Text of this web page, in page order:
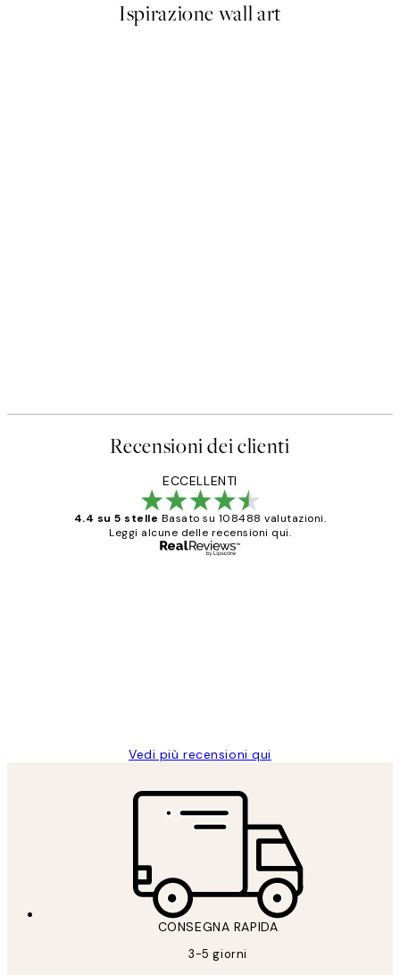
Ispirazione wall art
Recensioni dei clienti
ECCELLENTI
4.4 su 5 stelle Basato su 108488 valutazioni.
Leggi alcune delle recensioni qui.
Vedi più recensioni qui
CONSEGNA RAPIDA
3-5 giorni